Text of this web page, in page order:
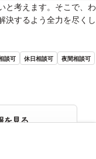
と考えます。そこで、わ
決するよう全力を尽くし
談可 休日相談可
夜間相談可
を見る